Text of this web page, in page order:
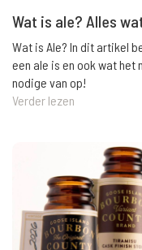
Wat is ale? Alles
Wat is Ale? In dit artikel
een ale is en ook wat
nodige van op!
Verder lezen